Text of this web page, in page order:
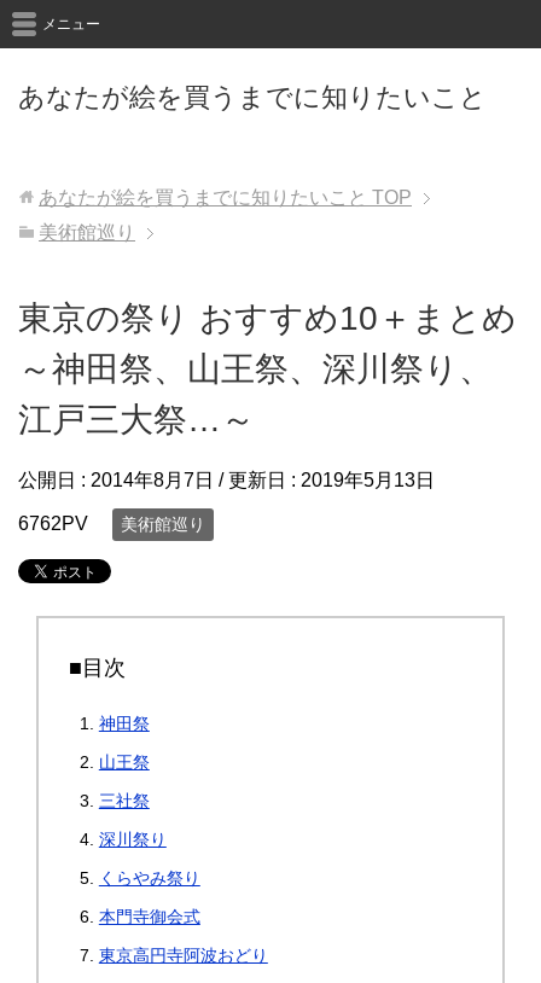
あなたが絵を買うまでに知りたいこと
メニュー
あなたが絵を買うまでに知りたいこと TOP
美術館巡り
東京の祭り おすすめ10＋まとめ
～神田祭、山王祭、深川祭り、
江戸三大祭…～
公開日 : 2014年8月7日 / 更新日 : 2019年5月13日
6762PV 美術館巡り
■目次
神田祭
山王祭
三社祭
深川祭り
くらやみ祭り
本門寺御会式
東京高円寺阿波おどり